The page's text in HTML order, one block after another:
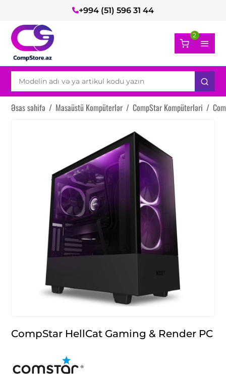
+994 (51) 596 31 44
2
Əsas səhifə / Masaüstü Kompüterlər / CompStar Kompüterləri /
CompStar HellCat Gaming & Render PC